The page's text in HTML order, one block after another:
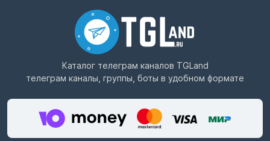
Каталог телеграм каналов TGLand
телеграм каналы, группы, боты в удобном формате